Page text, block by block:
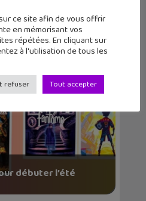
débuter l’été
ce site afin de vous offrir
en mémorisant vos
répétées. En cliquant sur
à l'utilisation de tous les
refuser Tout accepter